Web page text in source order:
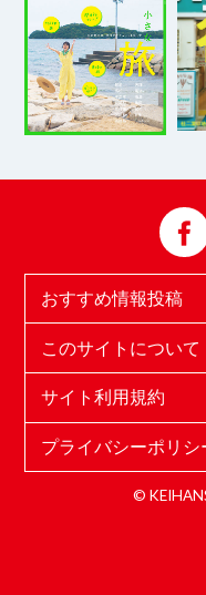
おすすめ情報投稿
このサイトについて
サイト利用規約
プライバシーポリシ
©